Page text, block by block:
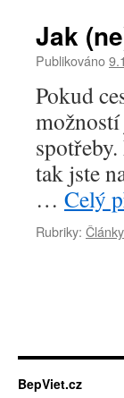
Jak
Publikováno
Pokud
tak jste
… Celý
Rubriky: Články
BepViet.cz